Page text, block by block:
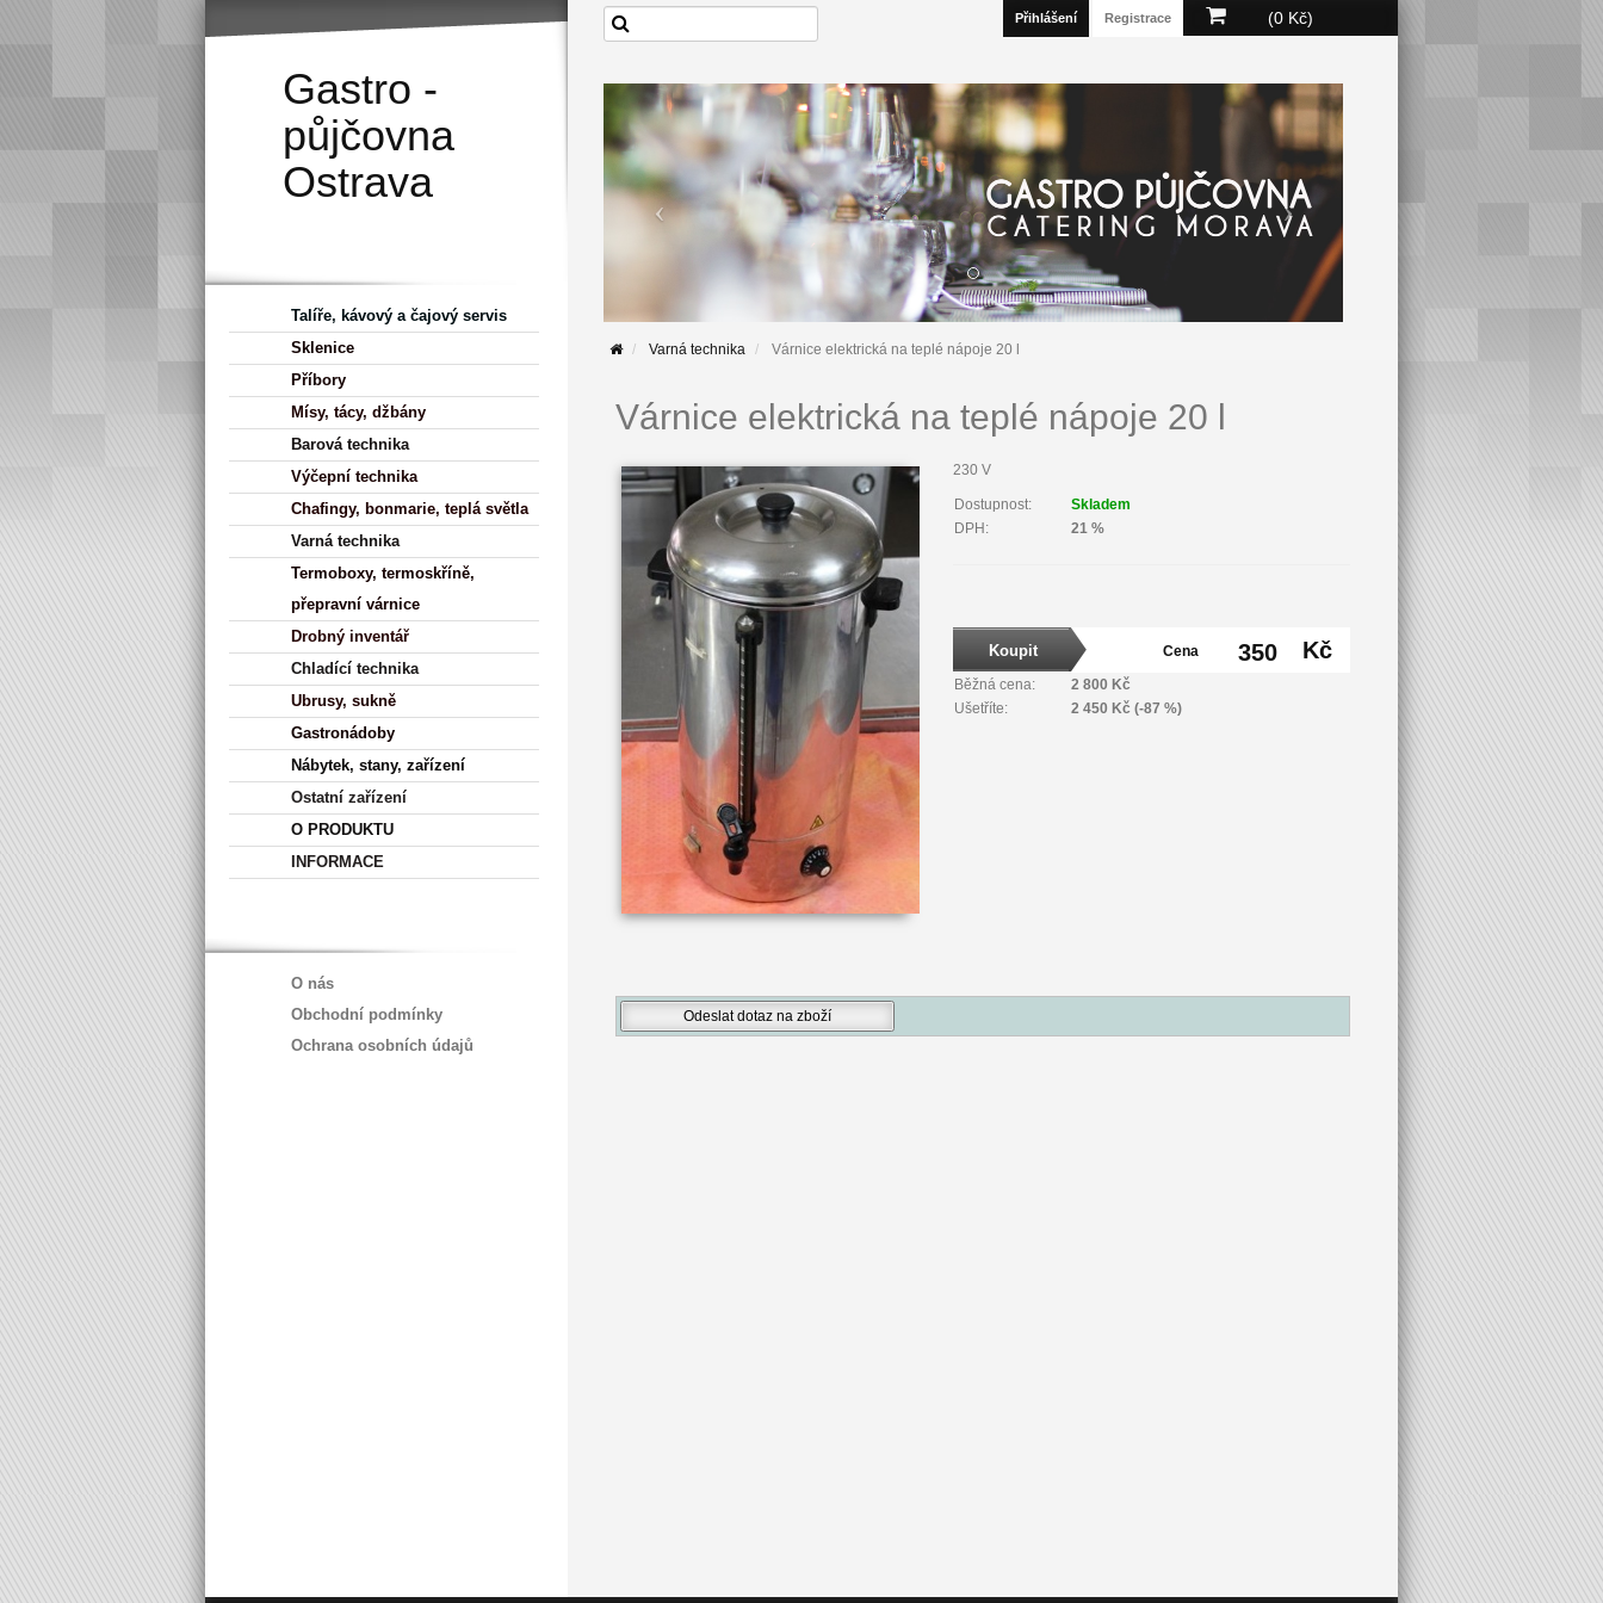
Gastro -
půjčovna
Ostrava
Talíře, kávový a čajový servis
Sklenice
Příbory
Mísy, tácy, džbány
Barová technika
Výčepní technika
Chafingy, bonmarie, teplá světla
Varná technika
Termoboxy, termoskříně,
přepravní várnice
Drobný inventář
Chladící technika
Ubrusy, sukně
Gastronádoby
Nábytek, stany, zařízení
Ostatní zařízení
O PRODUKTU
INFORMACE
O nás
Obchodní podmínky
Ochrana osobních údajů
Přihlášení Registrace (0 Kč)
Varná technika Várnice elektrická na teplé nápoje 20 l
Várnice elektrická na teplé nápoje 20 l
230 V
Dostupnost:
Skladem
DPH:
21 %
Cena 350 Kč
Běžná cena:
2 800 Kč
Ušetříte:
2 450 Kč (-87 %)